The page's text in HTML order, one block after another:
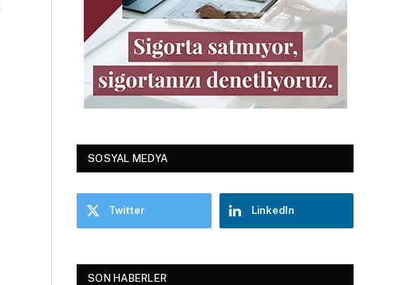
SOSYAL MEDYA
Twitter LinkedIn
SON HABERLER